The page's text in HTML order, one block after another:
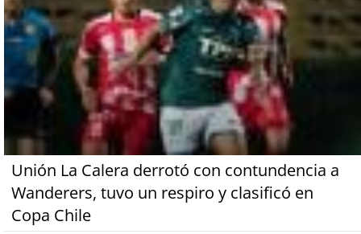
Unión La Calera derrotó con contundencia a
Wanderers, tuvo un respiro y clasificó en
Copa Chile